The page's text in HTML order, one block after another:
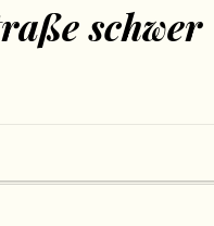
schwer